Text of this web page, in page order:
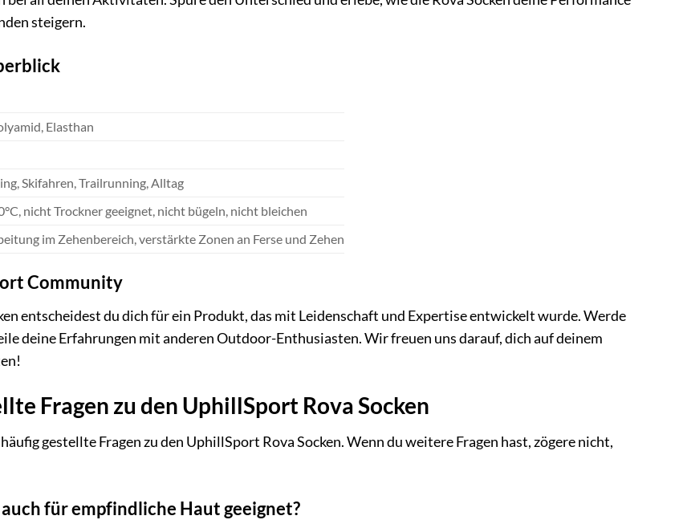
steigern.
Elasthan
Skifahren, Trailrunning, Alltag
nicht Trockner geeignet, nicht bügeln, nicht bleichen
im Zehenbereich, verstärkte Zonen an Ferse und Zehen
Community
entscheidest du dich für ein Produkt, das mit Leidenschaft und Expertise entwickelt wurde. Werde
deine Erfahrungen mit anderen Outdoor-Enthusiasten. Wir freuen uns darauf, dich auf deinem
Fragen zu den UphillSport Rova Socken
gestellte Fragen zu den UphillSport Rova Socken. Wenn du weitere Fragen hast, zögere nicht,
auch für empfindliche Haut geeignet?